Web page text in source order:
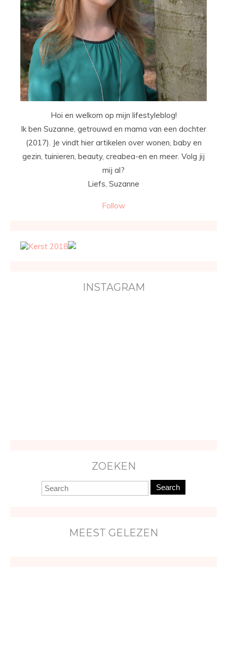
Hoi en welkom op mijn lifestyleblog!
Ik ben Suzanne, getrouwd en mama van een dochter
(2017). Je vindt hier artikelen over wonen, baby en
gezin, tuinieren, beauty, creabea-en en meer. Volg jij
mij al?
Liefs, Suzanne
Follow
INSTAGRAM
ZOEKEN
Search
MEEST GELEZEN